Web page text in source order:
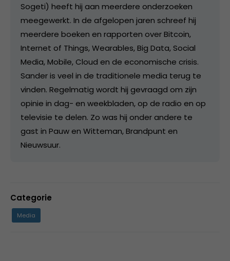
Sogeti) heeft hij aan meerdere onderzoeken
meegewerkt. In de afgelopen jaren schreef hij
meerdere boeken en rapporten over Bitcoin,
Internet of Things, Wearables, Big Data, Social
Media, Mobile, Cloud en de economische crisis.
Sander is veel in de traditionele media terug te
vinden. Regelmatig wordt hij gevraagd om zijn
opinie in dag- en weekbladen, op de radio en op
televisie te delen. Zo was hij onder andere te
gast in Pauw en Witteman, Brandpunt en
Nieuwsuur.
Categorie
Media